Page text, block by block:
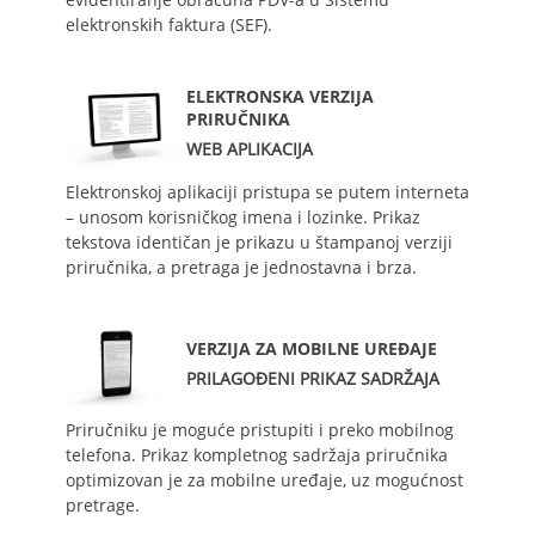
elektronskih faktura (SEF).
ELEKTRONSKA VERZIJA
PRIRUČNIKA
WEB APLIKACIJA
Elektronskoj aplikaciji pristupa se putem interneta
– unosom korisničkog imena i lozinke. Prikaz
tekstova identičan je prikazu u štampanoj verziji
priručnika, a pretraga je jednostavna i brza.
VERZIJA ZA MOBILNE UREĐAJE
PRILAGOĐENI PRIKAZ SADRŽAJA
Priručniku je moguće pristupiti i preko mobilnog
telefona. Prikaz kompletnog sadržaja priručnika
optimizovan je za mobilne uređaje, uz mogućnost
pretrage.